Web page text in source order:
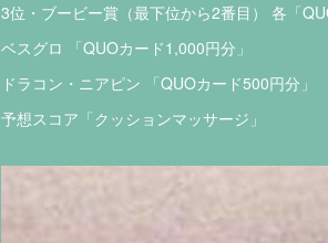
3位・ブービー賞（最下位から2番目） 各「
ベスグロ 「QUOカード1,000円分」
ドラコン・ニアピン 「QUOカード500円分」
予想スコア「クッションマッサージ」